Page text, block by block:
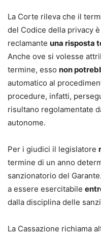
La Corte rileva che il
del Codice della privacy
reclamante una risposta
Anche ove si volesse
termine, esso non
automatico al
procedure, infatti,
risultano regolamentate
autonome.
Per i giudici il legislatore
termine di un anno
sanzionatorio del
a essere esercitabile
dalla disciplina delle
La Cassazione richiama